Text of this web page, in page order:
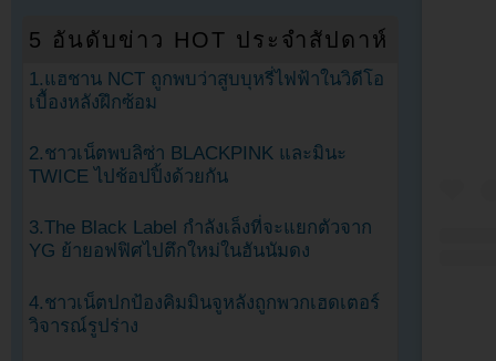
5 อันดับข่าว HOT ประจำสัปดาห์
1.แฮชาน NCT ถูกพบว่าสูบบุหรี่ไฟฟ้าในวิดีโอ
เบื้องหลังฝึกซ้อม
2.ชาวเน็ตพบลิซ่า BLACKPINK และมินะ
TWICE ไปช้อปปิ้งด้วยกัน
3.The Black Label กำลังเล็งที่จะแยกตัวจาก
YG ย้ายอฟฟิศไปตึกใหม่ในฮันนัมดง
4.ชาวเน็ตปกป้องคิมมินจูหลังถูกพวกเฮดเตอร์
วิจารณ์รูปร่าง